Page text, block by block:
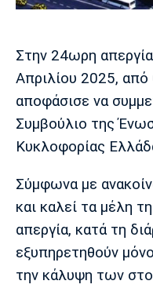
Cine Spot
Running
Media
Παρασκήνιο
Ιωνικός
Γιουνάιτεντ
Στην 24ωρη
Απριλίου 2025,
αποφάσισε να
Συμβούλιο της
Κυκλοφορίας
Σύμφωνα με
και καλεί τα μέλη
απεργία, κατά τη
εξυπηρετηθούν
την κάλυψη των